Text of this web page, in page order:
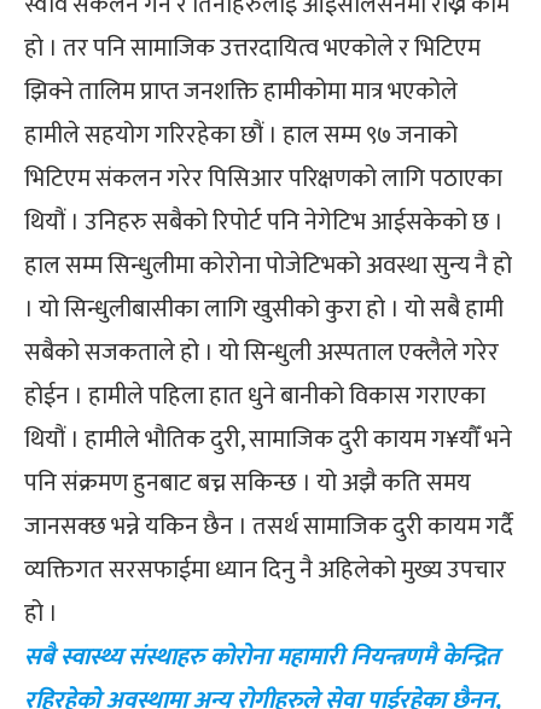
हो । तर पनि सामाजिक उत्तरदायित्व भएकोले र भिटिएम
झिक्ने तालिम प्राप्त जनशक्ति हामीकोमा मात्र भएकोले
हामीले सहयोग गरिरहेका छौं । हाल सम्म ९७ जनाको
भिटिएम संकलन गरेर पिसिआर परिक्षणको लागि पठाएका
थियौं । उनिहरु सबैको रिपोर्ट पनि नेगेटिभ आईसकेको छ ।
हाल सम्म सिन्धुलीमा कोरोना पोजेटिभको अवस्था सुन्य नै हो
। यो सिन्धुलीबासीका लागि खुसीको कुरा हो । यो सबै हामी
सबैको सजकताले हो । यो सिन्धुली अस्पताल एक्लैले गरेर
होईन । हामीले पहिला हात धुने बानीको विकास गराएका
थियौं । हामीले भौतिक दुरी, सामाजिक दुरी कायम ग¥यौँ भने
पनि संक्रमण हुनबाट बच्न सकिन्छ । यो अझै कति समय
जानसक्छ भन्ने यकिन छैन । तसर्थ सामाजिक दुरी कायम गर्दै
व्यक्तिगत सरसफाईमा ध्यान दिनु नै अहिलेको मुख्य उपचार
हो ।
सबै स्वास्थ्य संस्थाहरु कोरोना महामारी नियन्त्रणमै केन्द्रित